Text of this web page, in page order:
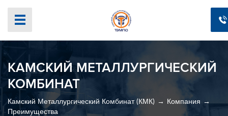
КАМСКИЙ МЕТАЛЛУРГИЧЕСКИЙ
КОМБИНАТ
Камский Металлургический Комбинат (КМК)
Компания
Преимущества